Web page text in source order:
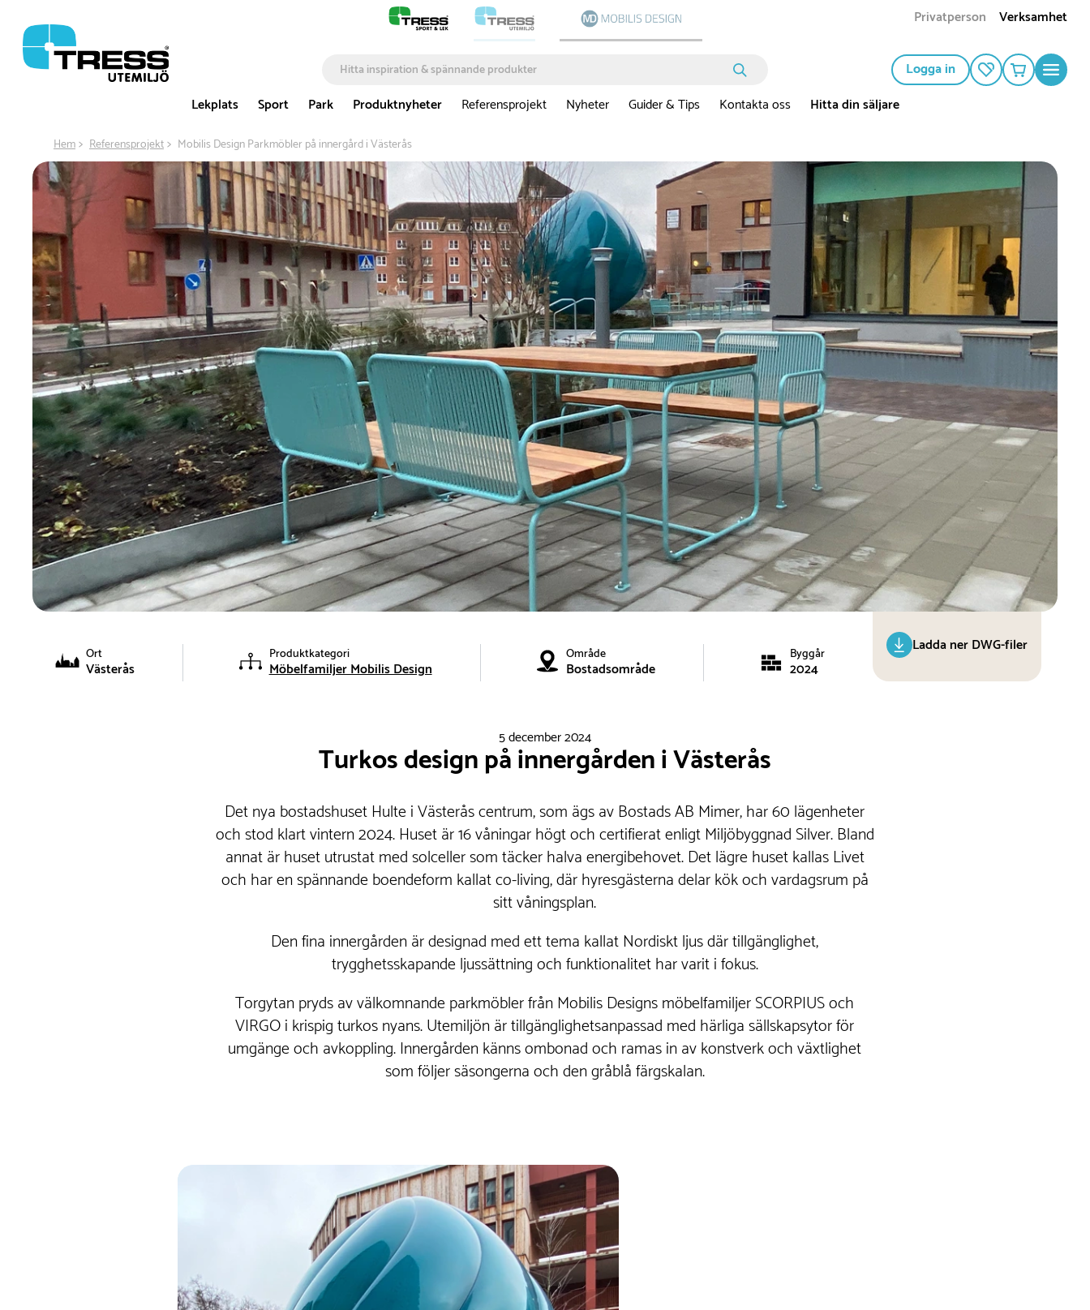
Privatperson Verksamhet
Logga in
Lekplats
Sport Park Produktnyheter Referensprojekt Nyheter Guider & Tips Kontakta oss Hitta din säljare
Hem Referensprojekt Mobilis Design Parkmöbler på innergård i Västerås
Ort
Västerås
Produktkategori
Möbelfamiljer Mobilis Design
Område
Bostadsområde
Byggår
2024
Ladda ner DWG-filer
5 december 2024
Turkos design på innergården i Västerås
Det nya bostadshuset Hulte i Västerås centrum, som ägs av Bostads AB Mimer, har 60 lägenheter
och stod klart vintern 2024. Huset är 16 våningar högt och certifierat enligt Miljöbyggnad Silver. Bland
annat är huset utrustat med solceller som täcker halva energibehovet. Det lägre huset kallas Livet
och har en spännande boendeform kallat co-living, där hyresgästerna delar kök och vardagsrum på
sitt våningsplan.
Den fina innergården är designad med ett tema kallat Nordiskt ljus där tillgänglighet,
trygghetsskapande ljussättning och funktionalitet har varit i fokus.
Torgytan pryds av välkomnande parkmöbler från Mobilis Designs möbelfamiljer SCORPIUS och
VIRGO i krispig turkos nyans. Utemiljön är tillgänglighetsanpassad med härliga sällskapsytor för
umgänge och avkoppling. Innergården känns ombonad och ramas in av konstverk och växtlighet
som följer säsongerna och den gråblå färgskalan.